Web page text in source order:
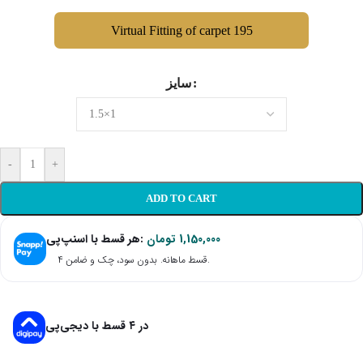
Virtual Fitting of carpet 195
سایز
- +
ADD TO CART
هر قسط با اسنپ‌پی: 1,150,000 تومان
۴ قسط ماهانه. بدون سود، چک و ضامن.
در ۴ قسط با دیجی‌پی